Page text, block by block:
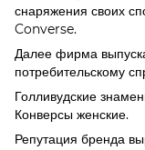
снаряжения своих
Converse.
Далее фирма
потребительскому
Голливудские
Конверсы женские.
Репутация бренда